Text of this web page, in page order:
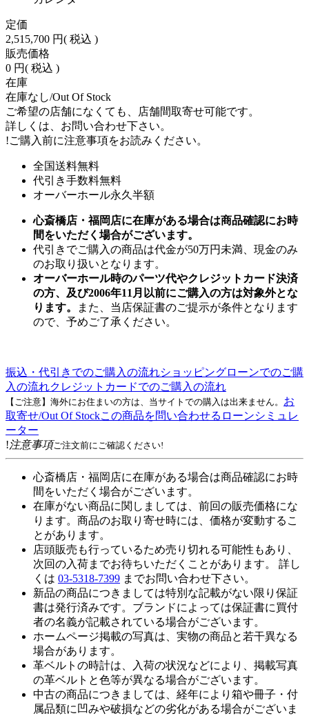
定価
2,515,700 円( 税込 )
販売価格
0 円( 税込 )
在庫
在庫なし/Out Of Stock
ご希望の店舗になくても、店舗間取寄せ可能です。
詳しくは、お問い合わせ下さい。
!ご購入前に注意事項をお読みください。
全国送料無料
代引き手数料無料
オーバーホール永久半額
心斎橋店・福岡店に在庫がある場合は商品確認にお時
間をいただく場合がございます。
代引きでご購入の商品は代金が50万円未満、現金のみ
のお取り扱いとなります。
オーバーホール時のパーツ代やクレジットカード決済
の方、及び2006年11月以前にご購入の方は対象外とな
ります。
また、当店保証書のご提示が条件となります
ので、予めご了承ください。
振込・代引きでのご購入の流れショッピングローンでのご購
入の流れクレジットカードでのご購入の流れ
【ご注意】海外にお住まいの方は、当サイトでの購入は出来ません。 お
取寄せ/Out Of Stockこの商品を問い合わせる ローンシミュレ
ーター
!注意事項ご注文前にご確認ください!
心斎橋店・福岡店に在庫がある場合は商品確認にお時
間をいただく場合がございます。
在庫がない商品に関しましては、前回の販売価格にな
ります。商品のお取り寄せ時には、価格が変動するこ
とがあります。
店頭販売も行っているため売り切れる可能性もあり、
次回の入荷までお待ちいただくことがあります。 詳し
くは 03-5318-7399 までお問い合わせ下さい。
新品の商品につきましては特別な記載がない限り保証
書は発行済みです。ブランドによっては保証書に買付
者の名義が記載されている場合がございます。
ホームページ掲載の写真は、実物の商品と若干異なる
場合があります。
革ベルトの時計は、入荷の状況などにより、掲載写真
の革ベルトと色等が異なる場合がございます。
中古の商品につきましては、経年により箱や冊子・付
属品類に凹みや破損などの劣化がある場合がございま